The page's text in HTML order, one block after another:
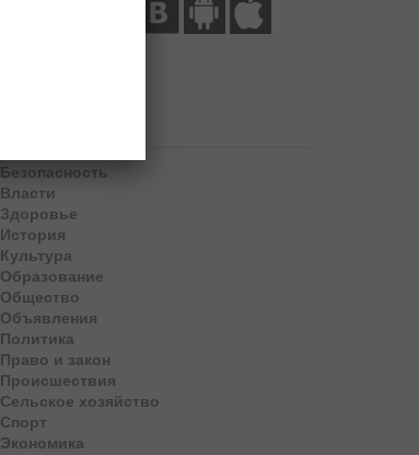
Безопасность
Власти
Здоровье
История
Культура
Образование
Общество
Объявления
Политика
Право и закон
Происшествия
Сельское хозяйство
Спорт
Экономика